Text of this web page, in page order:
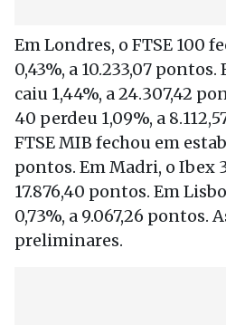
Em Londres, o FTSE 100
0,43%, a 10.233,07
caiu 1,44%, a 24.307,42
40 perdeu 1,09%, a
FTSE MIB fechou em
pontos. Em Madri, o Ibex
17.876,40 pontos. Em
0,73%, a 9.067,26 pontos.
preliminares.